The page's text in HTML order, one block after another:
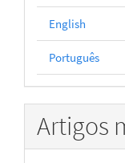
English
Português
Artigos